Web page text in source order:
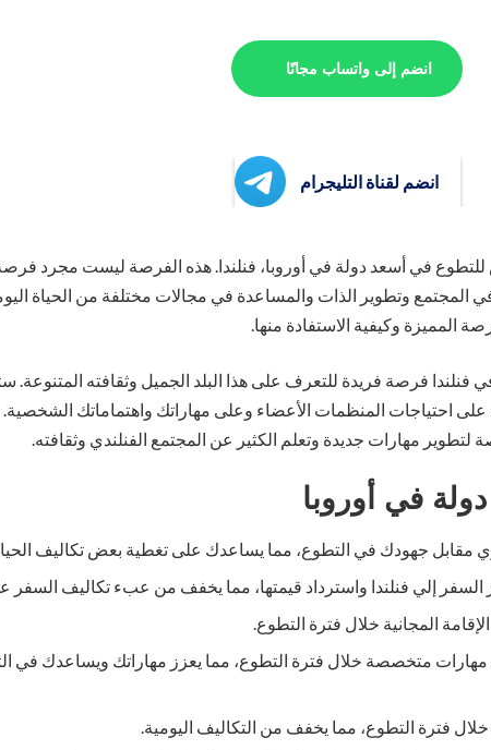
انضم إلى واتساب مجانًا
انضم لقناة التليجرام
في أسعد دولة في أوروبا، فنلندا. هذه الفرصة ليست مجرد فرصة
المجتمع وتطوير الذات والمساعدة في مجالات مختلفة من الحياة
المميزة وكيفية الاستفادة منها.
فنلندا فرصة فريدة للتعرف على هذا البلد الجميل وثقافته المتنوعة.
احتياجات المنظمات الأعضاء وعلى مهاراتك واهتماماتك
مهارات جديدة وتعلم الكثير عن المجتمع الفنلندي وثقافته.
في أوروبا
جهودك في التطوع، مما يساعدك على تغطية بعض تكاليف
السفر إلي فنلندا واسترداد قيمتها، مما يخفف من عبء تكاليف السفر
المجانية خلال فترة التطوع.
متخصصة خلال فترة التطوع، مما يعزز مهاراتك ويساعدك في
فترة التطوع، مما يخفف من التكاليف اليومية.